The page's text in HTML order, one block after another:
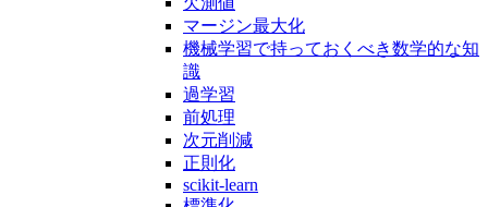
マージン最大化
機械学習で持っておくべき数学的な知
識
過学習
前処理
次元削減
正則化
scikit-learn